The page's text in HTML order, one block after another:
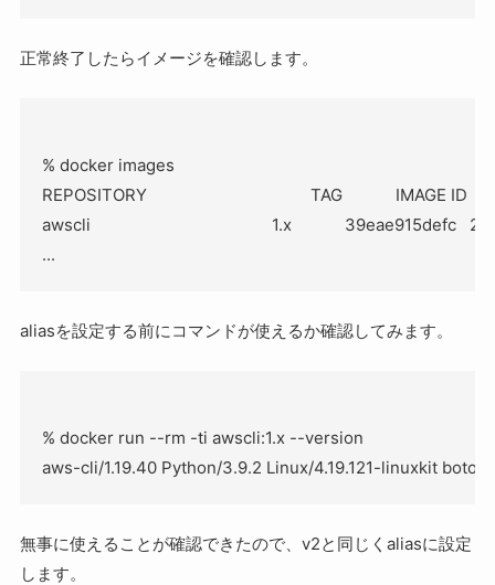
正常終了したらイメージを確認します。
% docker images
REPOSITORY                                     TAG            IMAGE ID
awscli                                         1.x            39eae915defc
aliasを設定する前にコマンドが使えるか確認してみます。
% docker run --rm -ti awscli:1.x --version
無事に使えることが確認できたので、v2と同じくaliasに設定
します。